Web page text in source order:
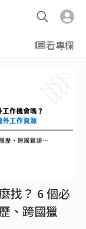
看專欄
找？ 6 個必
、跨國獵